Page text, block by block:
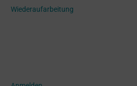
Wiederaufarbeitung